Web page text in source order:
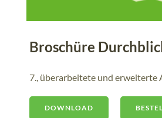
Broschüre
7., überarbeitete und erweiterte
DOWNLOAD